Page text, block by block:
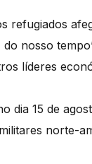
refugiados
do nosso
líderes
dia 15 de
norte-